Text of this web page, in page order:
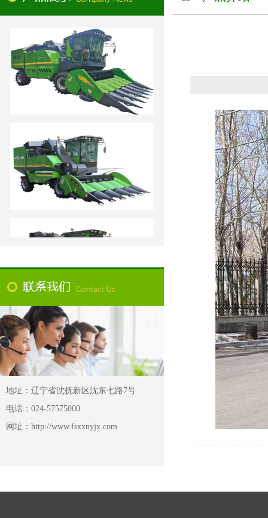
地址：辽宁省沈抚新区沈东七路7号
电话：024-57575000
网址：http://www.fsxxnyjx.com